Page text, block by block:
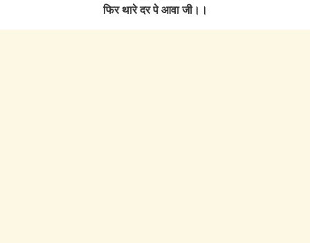
फिर थारे दर पे आवा जी।।